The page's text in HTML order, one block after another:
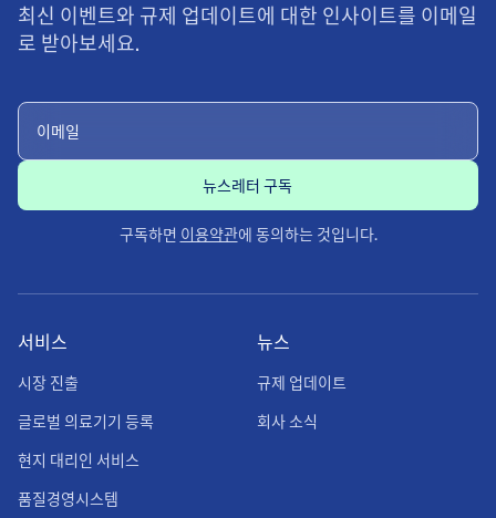
최신 이벤트와 규제 업데이트에 대한 인사이트를 이메일
로 받아보세요.
구독하면 이용약관에 동의하는 것입니다.
뉴스
규제 업데이트
회사 소식
서비스
시장 진출
글로벌 의료기기 등록
현지 대리인 서비스
품질경영시스템